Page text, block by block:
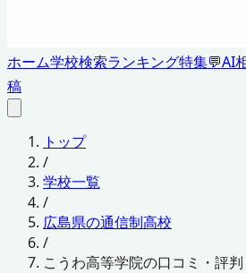
ホーム学校検索ランキング特集💬AI
稿
トップ
/
学校一覧
/
広島県の通信制高校
/
こうわ高等学院の口コミ・評判